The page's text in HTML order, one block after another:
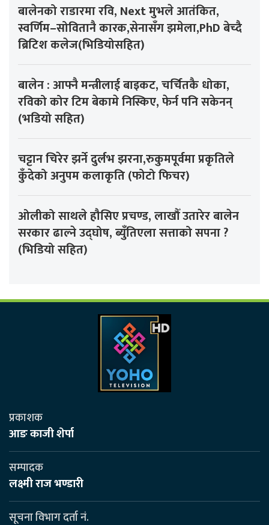
बालेनको राडारमा रवि, Next मुभले आतंकित,
स्वर्णिम–सोवितानै कारक,सेनासँग झमेला,PhD बेच्दै
ब्रिटिश कलेज(भिडियोसहित)
बालेन : आफ्नै मन्त्रीलाई बाइकट, चर्चितकै धोका,
रविको कोर टिम बेकामे निस्किए, फेर्न पनि सकेनन्
(भडियो सहित)
चट्टान चिरेर झर्ने दुर्लभ झरना,रुकुमपूर्वमा प्रकृतिले
कुँदेको अनुपम कलाकृति (फोटो फिचर)
ओलीको साथले हौसिए प्रचण्ड, लाखौँ उतारेर बालेन
सरकार ढाल्ने उद्घोष, ब्युँतिएला सत्ताको सपना ?
(भिडियो सहित)
प्रकाशक
आङ काजी शेर्पा
सम्पादक
लक्ष्मी राज भण्डारी
सूचना विभाग दर्ता नं.